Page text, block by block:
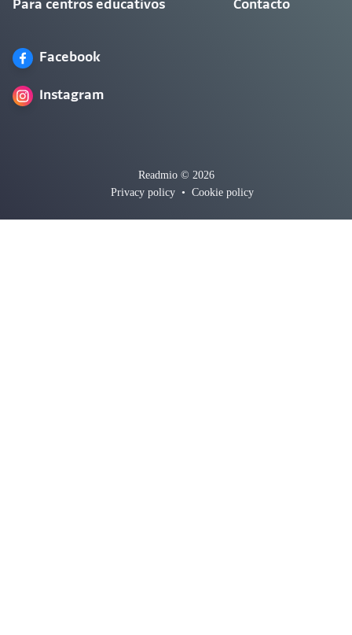
Para centros educativos Contacto
Facebook
Instagram
Readmio © 2026
Privacy policy • Cookie policy